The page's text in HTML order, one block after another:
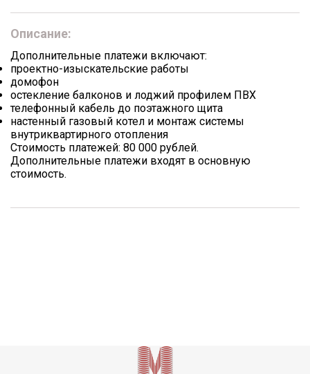
Описание:
Дополнительные платежи включают:
проектно-изыскательские работы
домофон
остекление балконов и лоджий профилем ПВХ
телефонный кабель до поэтажного щита
настенный газовый котел и монтаж системы
внутриквартирного отопления
Стоимость платежей: 80 000 рублей.
Дополнительные платежи входят в основную
стоимость.